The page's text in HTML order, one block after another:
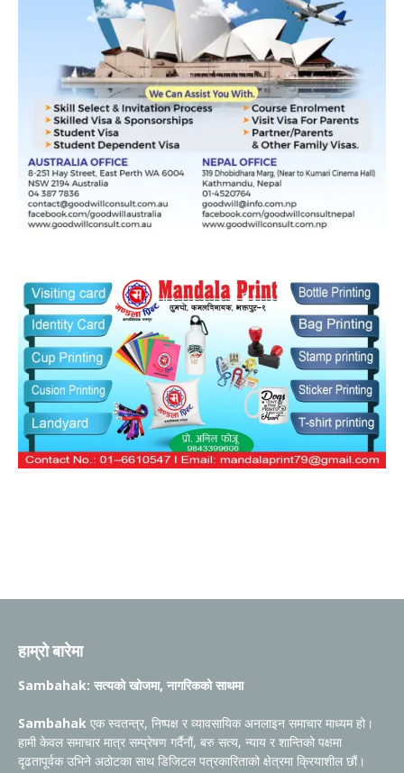
हाम्रो बारेमा
Sambahak: सत्यको खोजमा, नागरिकको साथमा
Sambahak एक स्वतन्त्र, निष्पक्ष र व्यावसायिक अनलाइन समाचार माध्यम हो।
हामी केवल समाचार मात्र सम्प्रेषण गर्दैनौं, बरु सत्य, न्याय र शान्तिको पक्षमा
दृढतापूर्वक उभिने अठोटका साथ डिजिटल पत्रकारिताको क्षेत्रमा क्रियाशील छौं।